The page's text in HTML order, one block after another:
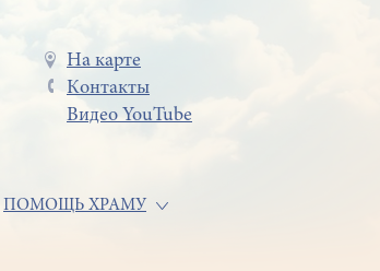
Меню
в
На карте
Контакты
Видео YouTube
ПОМОЩЬ ХРАМУ